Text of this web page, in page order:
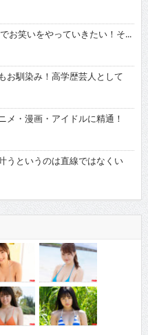
お笑いをやっていきたい！そ...
馴染み！高学歴芸人として
・漫画・アイドルに精通！
というのは直線ではなくい